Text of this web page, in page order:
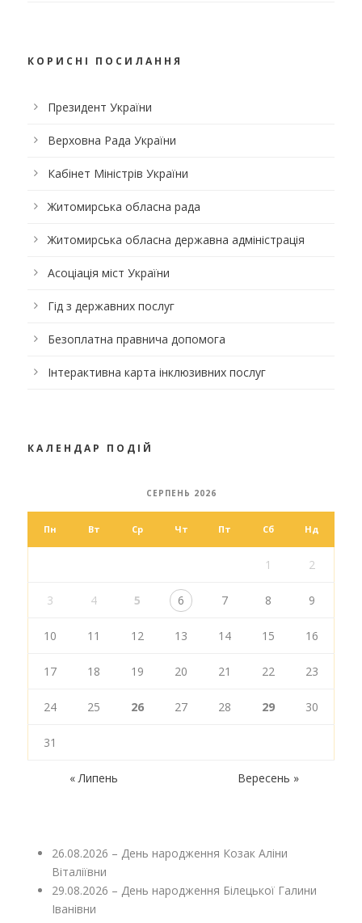
КОРИСНІ ПОСИЛАННЯ
Президент України
Верховна Рада України
Кабінет Міністрів України
Житомирська обласна рада
Житомирська обласна державна адміністрація
Асоціація міст України
Гід з державних послуг
Безоплатна правнича допомога
Інтерактивна карта інклюзивних послуг
КАЛЕНДАР ПОДІЙ
СЕРПЕНЬ 2026
Пн Вт Ср Чт Пт Сб Нд
1 2
3 4 5 6 7 8 9
10 11 12 13 14 15 16
17 18 19 20 21 22 23
24 25 26 27 28 29 30
31
« Липень Вересень »
26.08.2026 – День народження Козак Аліни
Віталіївни
29.08.2026 – День народження Білецької Галини
Іванівни